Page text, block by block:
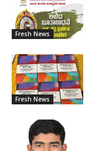
Fresh News
Fresh News